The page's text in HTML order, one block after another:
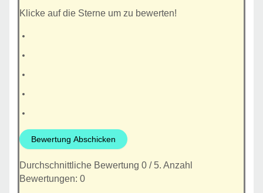
Klicke auf die Sterne um zu bewerten!
Bewertung Abschicken
Durchschnittliche Bewertung 0/ 5. Anzahl
Bewertungen: 0